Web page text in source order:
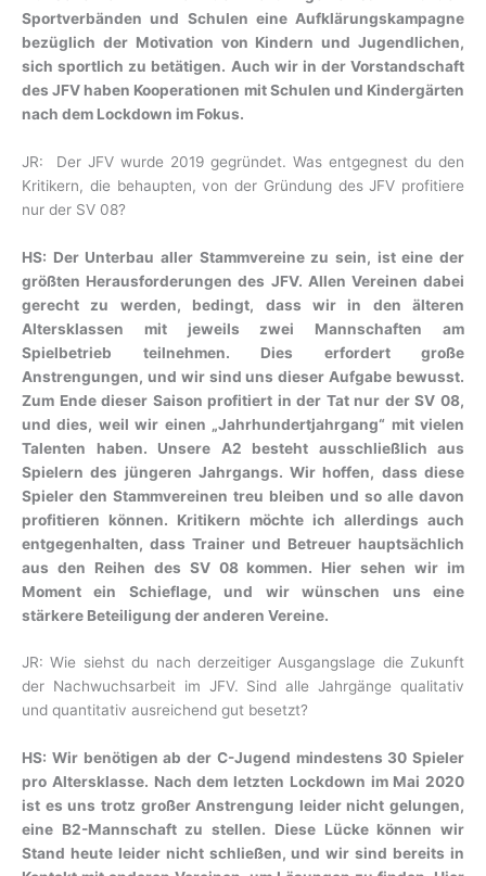
Sportverbänden und Schulen eine Aufklärungskampagne
bezüglich der Motivation von Kindern und Jugendlichen,
sich sportlich zu betätigen. Auch wir in der Vorstandschaft
des JFV haben Kooperationen mit Schulen und Kindergärten
nach dem Lockdown im Fokus.
JR: Der JFV wurde 2019 gegründet. Was entgegnest du den
Kritikern, die behaupten, von der Gründung des JFV profitiere
nur der SV 08?
HS: Der Unterbau aller Stammvereine zu sein, ist eine der
größten Herausforderungen des JFV. Allen Vereinen dabei
gerecht zu werden, bedingt, dass wir in den älteren
Altersklassen mit jeweils zwei Mannschaften am
Spielbetrieb teilnehmen. Dies erfordert große
Anstrengungen, und wir sind uns dieser Aufgabe bewusst.
Zum Ende dieser Saison profitiert in der Tat nur der SV 08,
und dies, weil wir einen „Jahrhundertjahrgang“ mit vielen
Talenten haben. Unsere A2 besteht ausschließlich aus
Spielern des jüngeren Jahrgangs. Wir hoffen, dass diese
Spieler den Stammvereinen treu bleiben und so alle davon
profitieren können. Kritikern möchte ich allerdings auch
entgegenhalten, dass Trainer und Betreuer hauptsächlich
aus den Reihen des SV 08 kommen. Hier sehen wir im
Moment ein Schieflage, und wir wünschen uns eine
stärkere Beteiligung der anderen Vereine.
JR: Wie siehst du nach derzeitiger Ausgangslage die Zukunft
der Nachwuchsarbeit im JFV. Sind alle Jahrgänge qualitativ
und quantitativ ausreichend gut besetzt?
HS: Wir benötigen ab der C-Jugend mindestens 30 Spieler
pro Altersklasse. Nach dem letzten Lockdown im Mai 2020
ist es uns trotz großer Anstrengung leider nicht gelungen,
eine B2-Mannschaft zu stellen. Diese Lücke können wir
Stand heute leider nicht schließen, und wir sind bereits in